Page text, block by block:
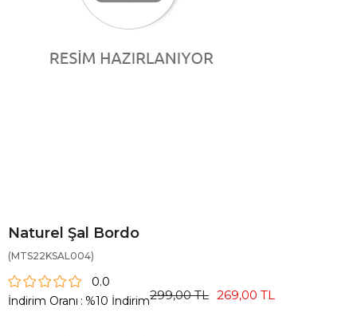
Naturel Şal Bordo
(MTS22KSAL004)
0.0
İndirim Oranı : %10 İndirim299,00 TL 269,00 TL